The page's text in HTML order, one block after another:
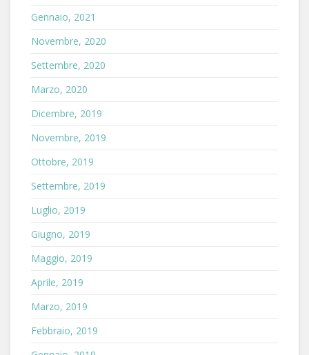
Gennaio, 2021
Novembre, 2020
Settembre, 2020
Marzo, 2020
Dicembre, 2019
Novembre, 2019
Ottobre, 2019
Settembre, 2019
Luglio, 2019
Giugno, 2019
Maggio, 2019
Aprile, 2019
Marzo, 2019
Febbraio, 2019